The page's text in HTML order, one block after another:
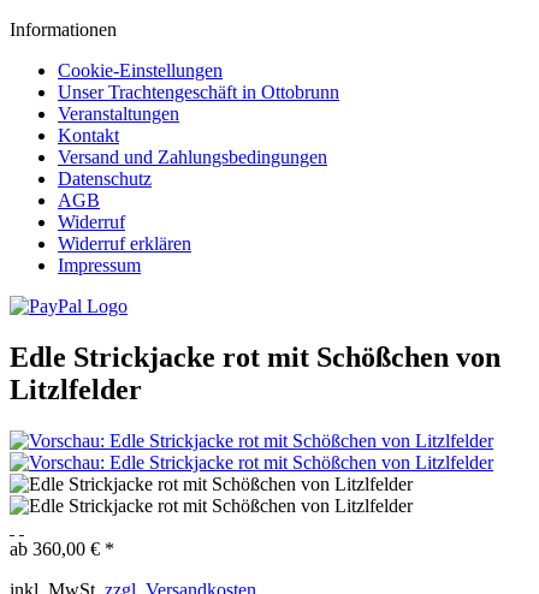
Informationen
Cookie-Einstellungen
Unser Trachtengeschäft in Ottobrunn
Veranstaltungen
Kontakt
Versand und Zahlungsbedingungen
Datenschutz
AGB
Widerruf
Widerruf erklären
Impressum
Edle Strickjacke rot mit Schößchen von
Litzlfelder
ab 360,00 € *
inkl. MwSt. zzgl. Versandkosten